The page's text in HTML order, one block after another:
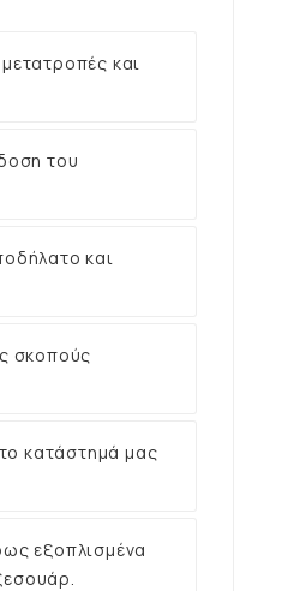
και
του
και
σκοπούς
κατάστημά μας
εξοπλισμένα